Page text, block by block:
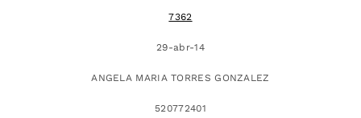
7362
29-abr-14
ANGELA MARIA TORRES GONZALEZ
520772401